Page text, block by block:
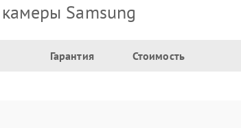
Samsung
Гарантия Стоимость